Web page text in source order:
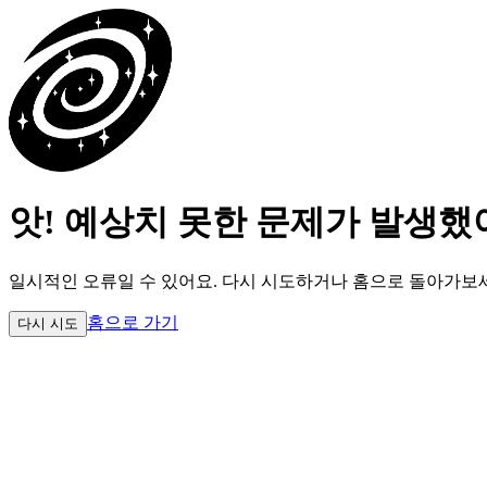
앗! 예상치 못한 문제가 발생했
일시적인 오류일 수 있어요. 다시 시도하거나 홈으로 돌아가보
다시 시도 홈으로 가기